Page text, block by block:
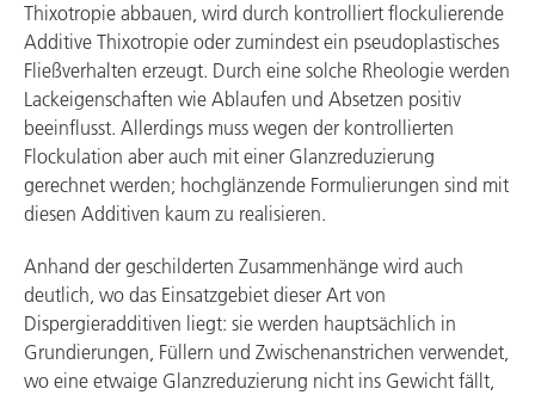
Thixotropie abbauen, wird durch kontrolliert flockulierende
Additive Thixotropie oder zumindest ein pseudoplastisches
Fließverhalten erzeugt. Durch eine solche Rheologie werden
Lackeigenschaften wie Ablaufen und Absetzen positiv
beeinflusst. Allerdings muss wegen der kontrollierten
Flockulation aber auch mit einer Glanzreduzierung
gerechnet werden; hochglänzende Formulierungen sind mit
diesen Additiven kaum zu realisieren.
Anhand der geschilderten Zusammenhänge wird auch
deutlich, wo das Einsatzgebiet dieser Art von
Dispergieradditiven liegt: sie werden hauptsächlich in
Grundierungen, Füllern und Zwischenanstrichen verwendet,
wo eine etwaige Glanzreduzierung nicht ins Gewicht fällt,